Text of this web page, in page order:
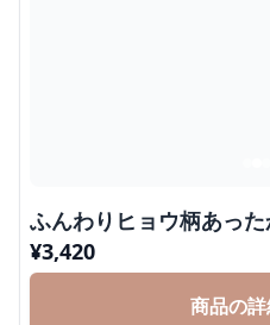
ふんわりヒョウ柄あっ
¥3,420
商品の